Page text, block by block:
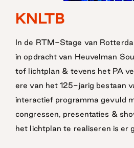
KNLTB
KNLTB
In de RTM-Stage van
in opdracht van Heuvelman
tof lichtplan & tevens het PA
ere van het 125-jarig bestaan
interactief programma gevuld
congressen, presentaties &
het lichtplan te realiseren is er